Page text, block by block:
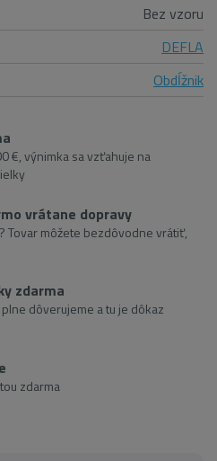
Bez vzoru
DEFLA
Obdĺžnik
€, výnimka sa vzťahuje na
vrátane dopravy
Tovar môžete bezdôvodne vrátiť,
zdarma
dôverujeme a tu je dôkaz
zdarma